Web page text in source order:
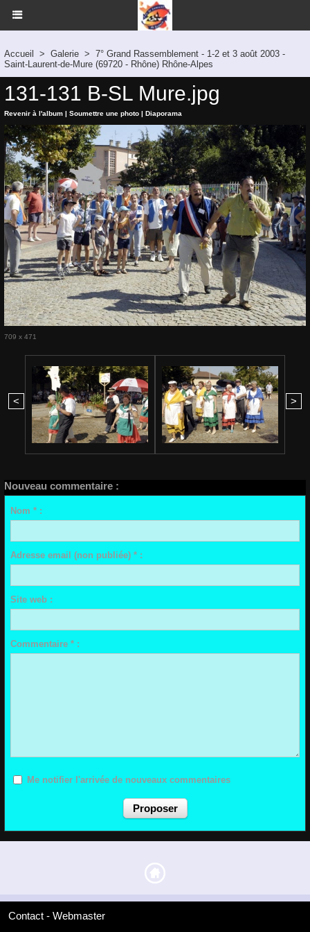
Accueil > Galerie > 7° Grand Rassemblement - 1-2 et 3 août 2003 -
Saint-Laurent-de-Mure (69720 - Rhône) Rhône-Alpes
131-131 B-SL Mure.jpg
Revenir à l'album | Soumettre une photo | Diaporama
709 x 471
< >
Nouveau commentaire :
Nom * :
Adresse email (non publiée) * :
Site web :
Commentaire * :
Me notifier l'arrivée de nouveaux commentaires
Contact - Webmaster